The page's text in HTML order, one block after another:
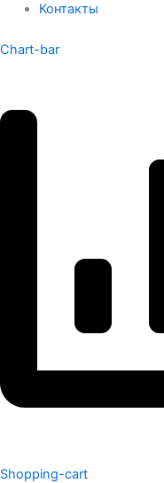
Контакты
Chart-bar
Shopping-cart